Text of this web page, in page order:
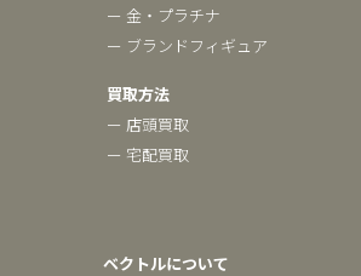
ー 金・プラチナ
ー ブランドフィギュア
買取方法
ー 店頭買取
ー 宅配買取
ベクトルについて